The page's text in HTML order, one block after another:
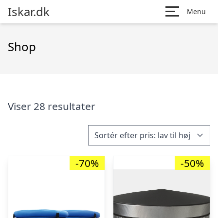
Iskar.dk Menu
Shop
Viser 28 resultater
-70% -50%